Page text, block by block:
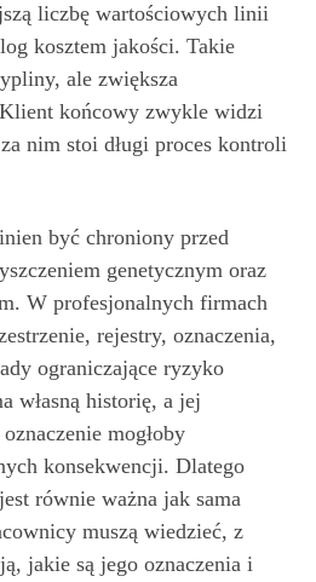
liczbę wartościowych linii
kosztem jakości. Takie
ale zwiększa
końcowy zwykle widzi
nim stoi długi proces kontroli
być chroniony przed
genetycznym oraz
W profesjonalnych firmach
rejestry, oznaczenia,
ograniczające ryzyko
własną historię, a jej
mogłoby
konsekwencji. Dlatego
równie ważna jak sama
muszą wiedzieć, z
jakie są jego oznaczenia i